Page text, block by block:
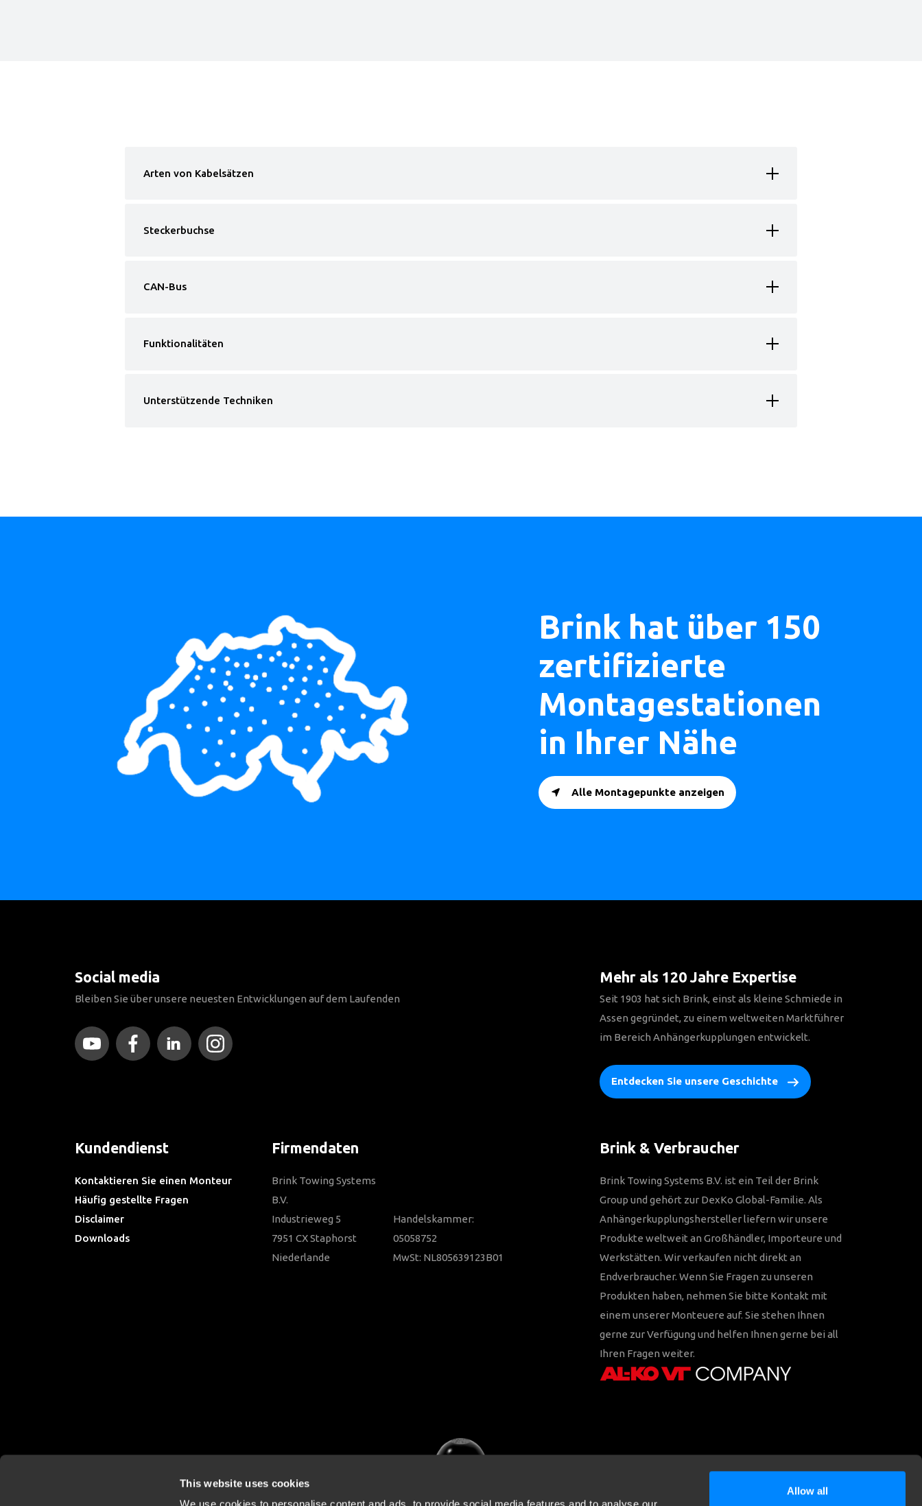
This website uses cookies
Allow all
Arten von Kabelsätzen
Steckerbuchse
CAN-Bus
Funktionalitäten
Unterstützende Techniken
Brink hat über 150
zertifizierte
Montagestationen
in Ihrer Nähe
Alle Montagepunkte anzeigen
Social media
Bleiben Sie über unsere neuesten Entwicklungen auf dem Laufenden
Mehr als 120 Jahre Expertise
Seit 1903 hat sich Brink, einst als kleine Schmiede in
Assen gegründet, zu einem weltweiten Marktführer
im Bereich Anhängerkupplungen entwickelt.
Entdecken Sie unsere Geschichte
Kundendienst
Kontaktieren Sie einen Monteur
Häufig gestellte Fragen
Disclaimer
Downloads
Firmendaten
Brink Towing Systems
B.V.
Industrieweg 5
7951 CX Staphorst
Niederlande
Handelskammer:
05058752
MwSt: NL805639123B01
Brink & Verbraucher
Brink Towing Systems B.V. ist ein Teil der Brink
Group und gehört zur DexKo Global-Familie. Als
Anhängerkupplungshersteller liefern wir unsere
Produkte weltweit an Großhändler, Importeure und
Werkstätten. Wir verkaufen nicht direkt an
Endverbraucher. Wenn Sie Fragen zu unseren
Produkten haben, nehmen Sie bitte Kontakt mit
einem unserer Monteuere auf. Sie stehen Ihnen
gerne zur Verfügung und helfen Ihnen gerne bei all
Ihren Fragen weiter.